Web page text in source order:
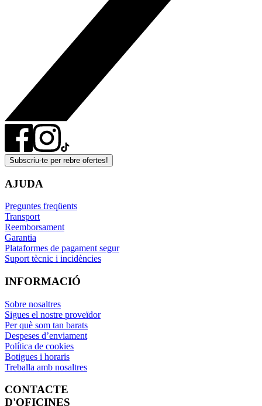
Subscriu-te per rebre ofertes!
AJUDA
Preguntes freqüents
Transport
Reemborsament
Garantia
Plataformes de pagament segur
Suport tècnic i incidències
INFORMACIÓ
Sobre nosaltres
Sigues el nostre proveïdor
Per què som tan barats
Despeses d’enviament
Política de cookies
Botigues i horaris
Treballa amb nosaltres
CONTACTE
D'OFICINES